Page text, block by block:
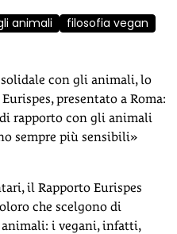
animali filosofia vegan
con gli animali, lo
presentato a Roma:
rapporto con gli animali
sempre più sensibili»
il Rapporto Eurispes
che scelgono di
i vegani, infatti,